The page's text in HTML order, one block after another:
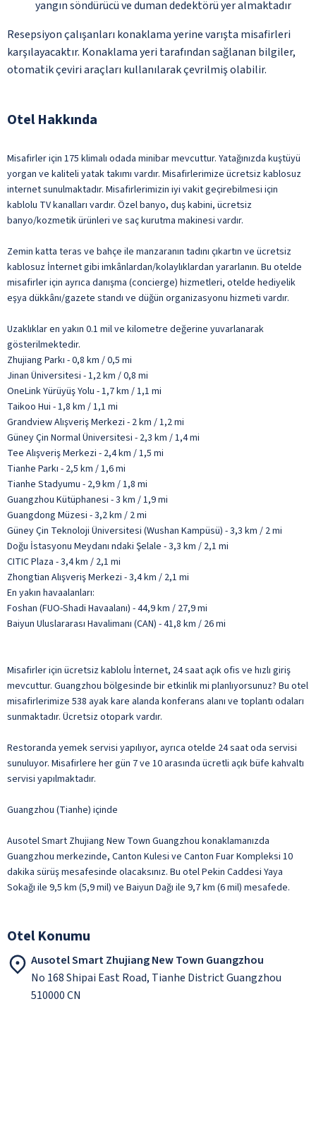
yangın söndürücü ve duman dedektörü yer almaktadır
Resepsiyon çalışanları konaklama yerine varışta misafirleri
karşılayacaktır. Konaklama yeri tarafından sağlanan bilgiler,
otomatik çeviri araçları kullanılarak çevrilmiş olabilir.
Otel Hakkında
Misafirler için 175 klimalı odada minibar mevcuttur. Yatağınızda kuştüyü
yorgan ve kaliteli yatak takımı vardır. Misafirlerimize ücretsiz kablosuz
internet sunulmaktadır. Misafirlerimizin iyi vakit geçirebilmesi için
kablolu TV kanalları vardır. Özel banyo, duş kabini, ücretsiz
banyo/kozmetik ürünleri ve saç kurutma makinesi vardır.
Zemin katta teras ve bahçe ile manzaranın tadını çıkartın ve ücretsiz
kablosuz İnternet gibi imkânlardan/kolaylıklardan yararlanın. Bu otelde
misafirler için ayrıca danışma (concierge) hizmetleri, otelde hediyelik
eşya dükkânı/gazete standı ve düğün organizasyonu hizmeti vardır.
Uzaklıklar en yakın 0.1 mil ve kilometre değerine yuvarlanarak
gösterilmektedir.
Zhujiang Parkı - 0,8 km / 0,5 mi
Jinan Üniversitesi - 1,2 km / 0,8 mi
OneLink Yürüyüş Yolu - 1,7 km / 1,1 mi
Taikoo Hui - 1,8 km / 1,1 mi
Grandview Alışveriş Merkezi - 2 km / 1,2 mi
Güney Çin Normal Üniversitesi - 2,3 km / 1,4 mi
Tee Alışveriş Merkezi - 2,4 km / 1,5 mi
Tianhe Parkı - 2,5 km / 1,6 mi
Tianhe Stadyumu - 2,9 km / 1,8 mi
Guangzhou Kütüphanesi - 3 km / 1,9 mi
Guangdong Müzesi - 3,2 km / 2 mi
Güney Çin Teknoloji Üniversitesi (Wushan Kampüsü) - 3,3 km / 2 mi
Doğu İstasyonu Meydanı ndaki Şelale - 3,3 km / 2,1 mi
CITIC Plaza - 3,4 km / 2,1 mi
Zhongtian Alışveriş Merkezi - 3,4 km / 2,1 mi
En yakın havaalanları:
Foshan (FUO-Shadi Havaalanı) - 44,9 km / 27,9 mi
Baiyun Uluslararası Havalimanı (CAN) - 41,8 km / 26 mi
Misafirler için ücretsiz kablolu İnternet, 24 saat açık ofis ve hızlı giriş
mevcuttur. Guangzhou bölgesinde bir etkinlik mi planlıyorsunuz? Bu otel
misafirlerimize 538 ayak kare alanda konferans alanı ve toplantı odaları
sunmaktadır. Ücretsiz otopark vardır.
Restoranda yemek servisi yapılıyor, ayrıca otelde 24 saat oda servisi
sunuluyor. Misafirlere her gün 7 ve 10 arasında ücretli açık büfe kahvaltı
servisi yapılmaktadır.
Guangzhou (Tianhe) içinde
Ausotel Smart Zhujiang New Town Guangzhou konaklamanızda
Guangzhou merkezinde, Canton Kulesi ve Canton Fuar Kompleksi 10
dakika sürüş mesafesinde olacaksınız. Bu otel Pekin Caddesi Yaya
Sokağı ile 9,5 km (5,9 mil) ve Baiyun Dağı ile 9,7 km (6 mil) mesafede.
Otel Konumu
Ausotel Smart Zhujiang New Town Guangzhou
No 168 Shipai East Road, Tianhe District Guangzhou
510000 CN